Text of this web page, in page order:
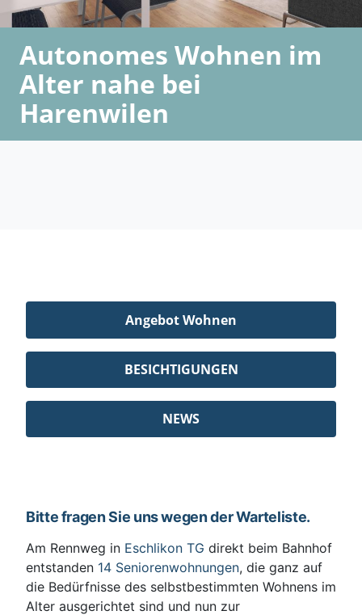
Autonomes Wohnen im
Alter nahe bei
Harenwilen
Angebot Wohnen
BESICHTIGUNGEN
NEWS
Bitte fragen Sie uns wegen der Warteliste.
Am Rennweg in Eschlikon TG direkt beim Bahnhof
entstanden 14 Seniorenwohnungen, die ganz auf
die Bedürfnisse des selbstbestimmten Wohnens im
Alter ausgerichtet sind und nun zur